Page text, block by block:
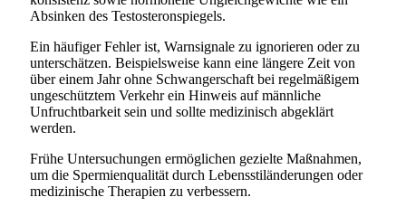
Absinken des Testosteronspiegels.
Ein häufiger Fehler ist, Warnsignale zu ignorieren oder zu
unterschätzen. Beispielsweise kann eine längere Zeit von
über einem Jahr ohne Schwangerschaft bei regelmäßigem
ungeschütztem Verkehr ein Hinweis auf männliche
Unfruchtbarkeit sein und sollte medizinisch abgeklärt
werden.
Frühe Untersuchungen ermöglichen gezielte Maßnahmen,
um die Spermienqualität durch Lebensstiländerungen oder
medizinische Therapien zu verbessern.